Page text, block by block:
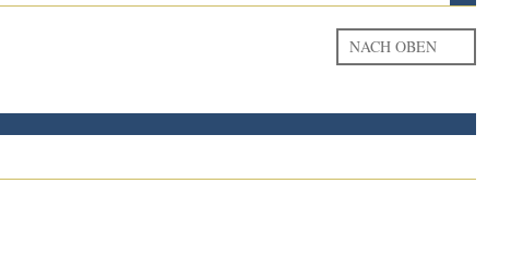
NACH OBEN